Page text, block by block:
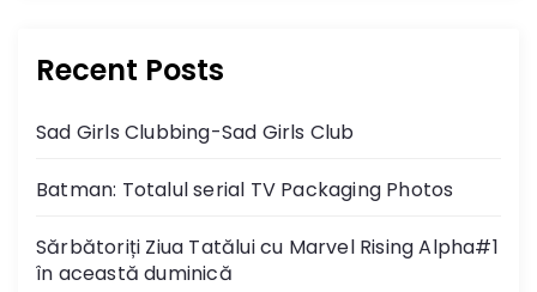
v
i
Recent Posts
Sad Girls Clubbing-Sad Girls Club
Batman: Totalul serial TV Packaging Photos
Sărbătoriți Ziua Tatălui cu Marvel Rising Alpha#1
în această duminică